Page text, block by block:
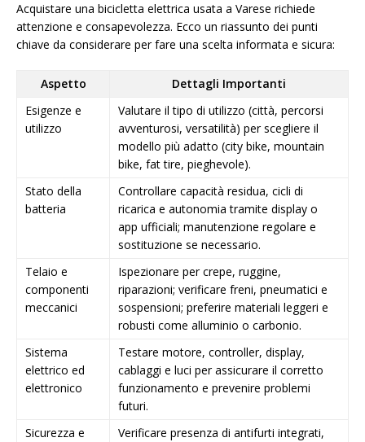
Acquistare una bicicletta elettrica usata a Varese richiede
attenzione e consapevolezza. Ecco un riassunto dei punti
chiave da considerare per fare una scelta informata e sicura:
Aspetto
Dettagli Importanti
Esigenze e
utilizzo
Valutare il tipo di utilizzo (città, percorsi
avventurosi, versatilità) per scegliere il
modello più adatto (city bike, mountain
bike, fat tire, pieghevole).
Stato della
batteria
Controllare capacità residua, cicli di
ricarica e autonomia tramite display o
app ufficiali; manutenzione regolare e
sostituzione se necessario.
Telaio e
componenti
meccanici
Ispezionare per crepe, ruggine,
riparazioni; verificare freni, pneumatici e
sospensioni; preferire materiali leggeri e
robusti come alluminio o carbonio.
Sistema
elettrico ed
elettronico
Testare motore, controller, display,
cablaggi e luci per assicurare il corretto
funzionamento e prevenire problemi
futuri.
Sicurezza e
Verificare presenza di antifurti integrati,